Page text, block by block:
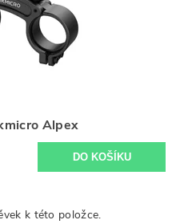
Alpex
k této položce.